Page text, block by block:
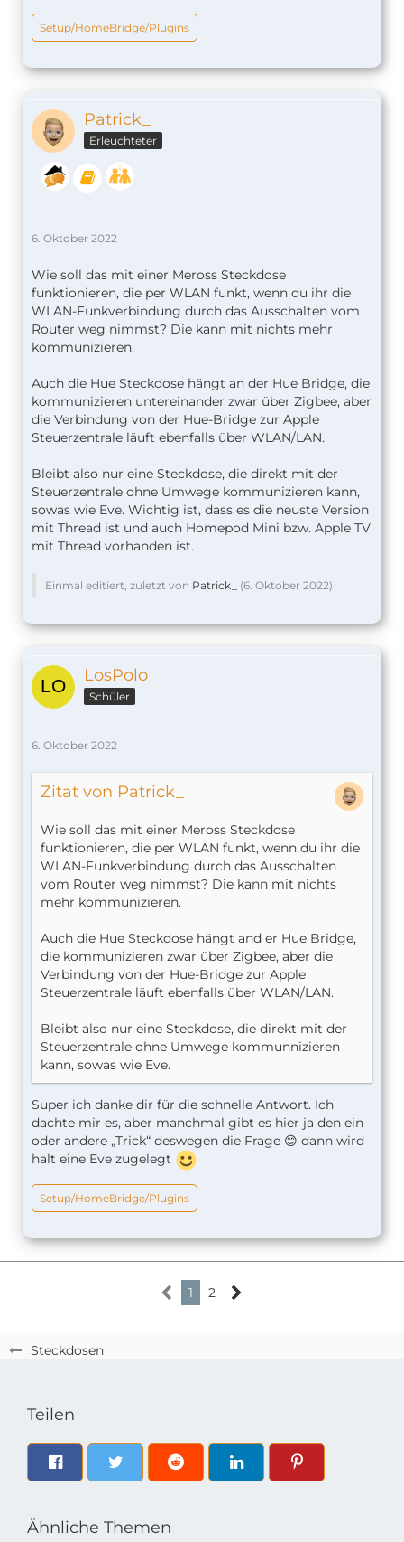
Steckdosen
Setup/HomeBridge/Plugins
Patrick_
Erleuchteter
6. Oktober 2022
Wie soll das mit einer Meross Steckdose
funktionieren, die per WLAN funkt, wenn du ihr die
WLAN-Funkverbindung durch das Ausschalten vom
Router weg nimmst? Die kann mit nichts mehr
kommunizieren.
Auch die Hue Steckdose hängt an der Hue Bridge, die
kommunizieren untereinander zwar über Zigbee, aber
die Verbindung von der Hue-Bridge zur Apple
Steuerzentrale läuft ebenfalls über WLAN/LAN.
Bleibt also nur eine Steckdose, die direkt mit der
Steuerzentrale ohne Umwege kommunizieren kann,
sowas wie Eve. Wichtig ist, dass es die neuste Version
mit Thread ist und auch Homepod Mini bzw. Apple TV
mit Thread vorhanden ist.
Einmal editiert, zuletzt von Patrick_ (6. Oktober 2022)
LosPolo
Schüler
6. Oktober 2022
Zitat von Patrick_
Wie soll das mit einer Meross Steckdose
funktionieren, die per WLAN funkt, wenn du ihr die
WLAN-Funkverbindung durch das Ausschalten
vom Router weg nimmst? Die kann mit nichts
mehr kommunizieren.
Auch die Hue Steckdose hängt and er Hue Bridge,
die kommunizieren zwar über Zigbee, aber die
Verbindung von der Hue-Bridge zur Apple
Steuerzentrale läuft ebenfalls über WLAN/LAN.
Bleibt also nur eine Steckdose, die direkt mit der
Steuerzentrale ohne Umwege kommunnizieren
kann, sowas wie Eve.
Super ich danke dir für die schnelle Antwort. Ich
dachte mir es, aber manchmal gibt es hier ja den ein
oder andere „Trick“ deswegen die Frage 😊 dann wird
halt eine Eve zugelegt
Setup/HomeBridge/Plugins
1 2
Teilen
Ähnliche Themen